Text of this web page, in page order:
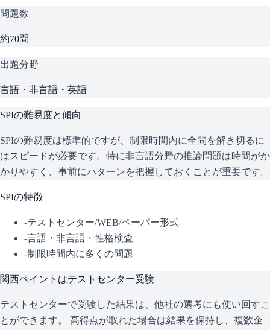
問題数
約70問
出題分野
言語・非言語・英語
SPIの難易度と傾向
SPIの難易度は標準的ですが、制限時間内に全問を解き切るに
はスピードが必要です。特に非言語分野の推論問題は時間がか
かりやすく、事前にパターンを把握しておくことが重要です。
SPIの特徴
-テストセンター/WEB/ペーパー形式
-言語・非言語・性格検査
-制限時間内に多くの問題
関西ペイント はテストセンター受験
テストセンターで受験した結果は、他社の選考にも使い回すこ
とができます。 高得点が取れた場合は結果を保持し、複数企